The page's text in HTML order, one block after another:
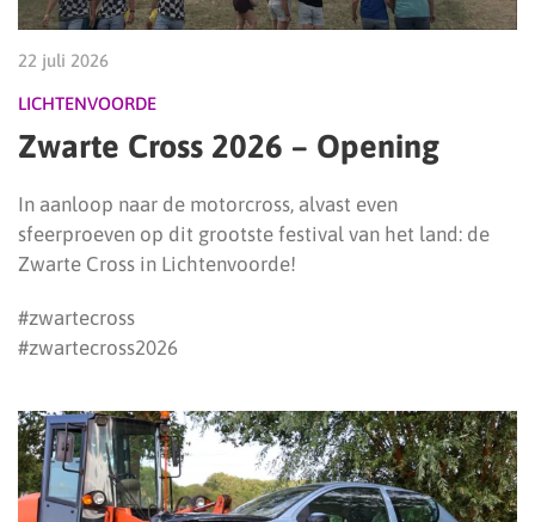
22 juli 2026
LICHTENVOORDE
Zwarte Cross 2026 – Opening
In aanloop naar de motorcross, alvast even
sfeerproeven op dit grootste festival van het land: de
Zwarte Cross in Lichtenvoorde!
#zwartecross
#zwartecross2026